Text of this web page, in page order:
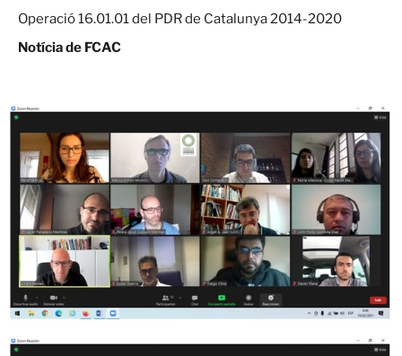
Operació 16.01.01 del PDR de Catalunya 2014-2020
Notícia de FCAC